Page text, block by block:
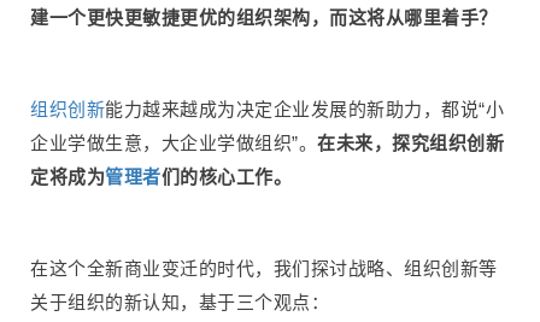
建一个更快更敏捷更优的组织架构，而这将从哪里着手？
组织创新能力越来越成为决定企业发展的新助力，都说“小
企业学做生意，大企业学做组织”。 在未来，探究组织创新
定将成为管理者们的核心工作。
在这个全新商业变迁的时代，我们探讨战略、组织创新等
关于组织的新认知，基于三个观点：